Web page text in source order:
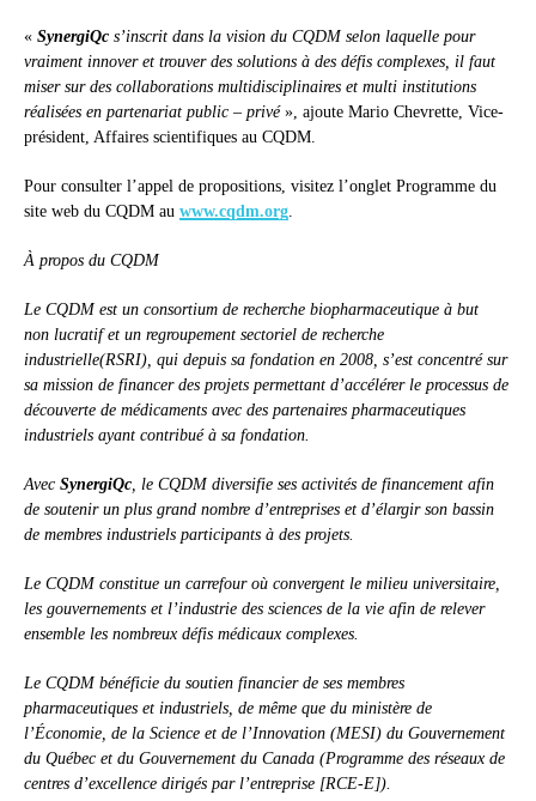
« SynergiQc s’inscrit dans la vision du CQDM selon laquelle pour
vraiment innover et trouver des solutions à des défis complexes, il faut
miser sur des collaborations multidisciplinaires et multi institutions
réalisées en partenariat public – privé », ajoute Mario Chevrette, Vice-
président, Affaires scientifiques au CQDM.
Pour consulter l’appel de propositions, visitez l’onglet Programme du
site web du CQDM au www.cqdm.org.
À propos du CQDM
Le CQDM est un consortium de recherche biopharmaceutique à but
non lucratif et un regroupement sectoriel de recherche
industrielle(RSRI), qui depuis sa fondation en 2008, s’est concentré sur
sa mission de financer des projets permettant d’accélérer le processus de
découverte de médicaments avec des partenaires pharmaceutiques
industriels ayant contribué à sa fondation.
Avec SynergiQc, le CQDM diversifie ses activités de financement afin
de soutenir un plus grand nombre d’entreprises et d’élargir son bassin
de membres industriels participants à des projets.
Le CQDM constitue un carrefour où convergent le milieu universitaire,
les gouvernements et l’industrie des sciences de la vie afin de relever
ensemble les nombreux défis médicaux complexes.
Le CQDM bénéficie du soutien financier de ses membres
pharmaceutiques et industriels, de même que du ministère de
l’Économie, de la Science et de l’Innovation (MESI) du Gouvernement
du Québec et du Gouvernement du Canada (Programme des réseaux de
centres d’excellence dirigés par l’entreprise [RCE-E]).